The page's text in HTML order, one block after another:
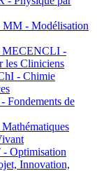
- Modélisation
-
les Cliniciens
- Chimie
de
Optimisation
Innovation,